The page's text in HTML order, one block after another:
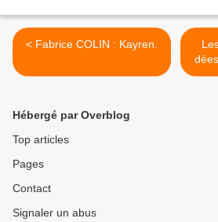
< Fabrice COLIN : Kayren.
Hébergé par Overblog
Top articles
Pages
Contact
Signaler un abus